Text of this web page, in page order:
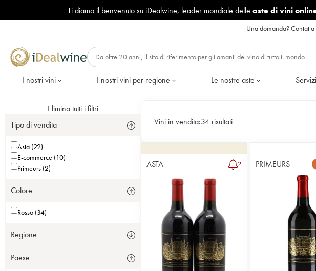
Ti diamo il benvenuto su iDealwine, leader mondiale delle aste di vini
Una domanda?
I nostri vini I nostri vini per regione Le nostre aste Servizi
Elimina tutti i filtri
Tipo di vendita
Asta (22)
E-commerce (10)
Primeurs (2)
Colore
Rosso (34)
Regione
Paese
Vini in vendita:34 risultati
ASTA 2 PRIMEURS